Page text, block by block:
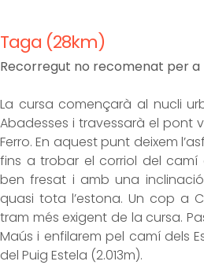
Taga (28km)
Recorregut no recomenat per a
La cursa començarà al nucli
Abadesses i travessarà el pont
Ferro. En aquest punt deixem
fins a trobar el corriol del camí
ben fresat i amb una
quasi tota l’estona. Un cop a
tram més exigent de la cursa.
Maús i enfilarem pel camí dels
del Puig Estela (2.013m).